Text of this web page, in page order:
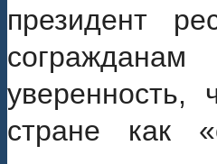
президент
уверенность,
стране как